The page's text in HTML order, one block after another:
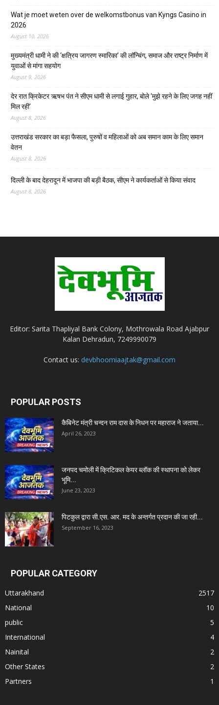
Wat je moet weten over de welkomstbonus van Kyngs Casino in
2026
August 10, 2026
मुख्यमंत्री धामी ने की ‘क्षत्रिय जागरण स्मारिका’ की लॉन्चिंग, समाज और राष्ट्र निर्माण में
युवाओं से मांगा सहयोग
August 9, 2026
देर रात क्रिकेटर ऋषभ पंत ने सीएम धामी से लगाई गुहार, बोले ‘मुझे रहने के लिए जगह नहीं
मिल रही’
August 8, 2026
उत्तराखंड सरकार का बड़ा फैसला, पुरुषों व महिलाओं को अब समान काम के लिए समान
वेतन
August 8, 2026
दिल्ली के बाद देहरादून में भाजपा की बड़ी बैठक, सीएम ने कार्यकर्ताओं से किया संवाद
August 8, 2026
Editor: Sarita Thapliyal Bank Colony, Mothrowala Road Ajabpur
Kalan Dehradun, 7249990079
Contact us: devbhoomiaajtak@gmail.com
POPULAR POSTS
कैबिनेट मंत्री चन्दन राम दास के निधन पर महाराज ने जताया...
April 26, 2023
जनपद चमोली में क्रिटिकल केयर ब्लॉक की स्थापना को लेकर
भूमि...
June 23, 2023
पिटकुल द्वारा सी.एस. आर. मद के अन्तर्गत प्रदान की जा रही...
September 16, 2023
POPULAR CATEGORY
Uttarakhand
2517
National
10
public
5
International
4
Nainital
2
Other States
2
Partners
1